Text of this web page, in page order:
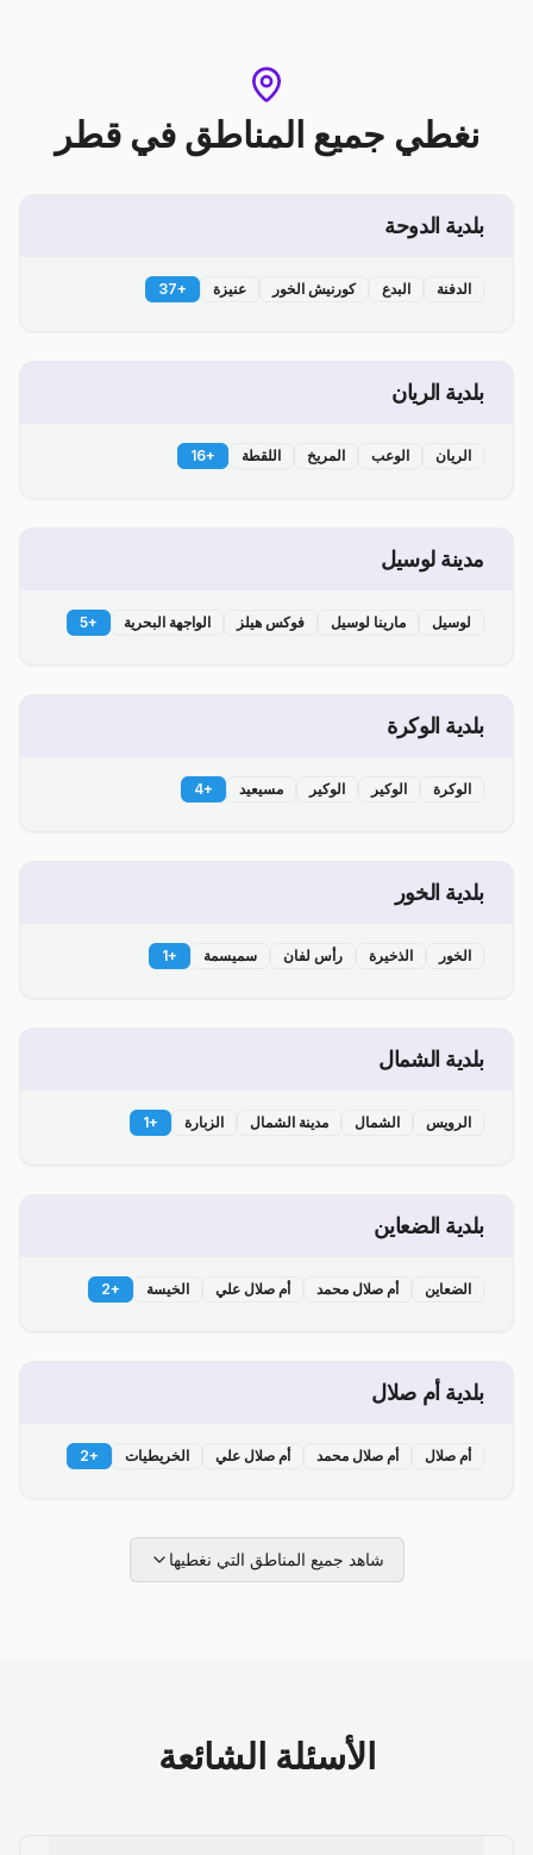
نغطي جميع المناطق في قطر
بلدية الدوحة
الدفنة البدع كورنيش الخور عنيزة +
37
بلدية الريان
الريان الوعب المريخ اللقطة +
16
مدينة لوسيل
لوسيل مارينا لوسيل فوكس هيلز الواجهة البحرية +
5
بلدية الوكرة
الوكرة الوكير الوكير مسيعيد +
4
بلدية الخور
الخور الذخيرة رأس لفان سميسمة +
1
بلدية الشمال
الرويس الشمال مدينة الشمال الزبارة +
1
بلدية الضعاين
الضعاين أم صلال محمد أم صلال علي الخيسة +
2
بلدية أم صلال
أم صلال أم صلال محمد أم صلال علي الخريطيات +
2
شاهد جميع المناطق التي نغطيها
الأسئلة الشائعة